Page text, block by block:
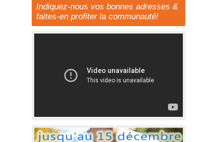
Indiquez-nous vos bonnes adresses &
faites-en profiter la communauté!